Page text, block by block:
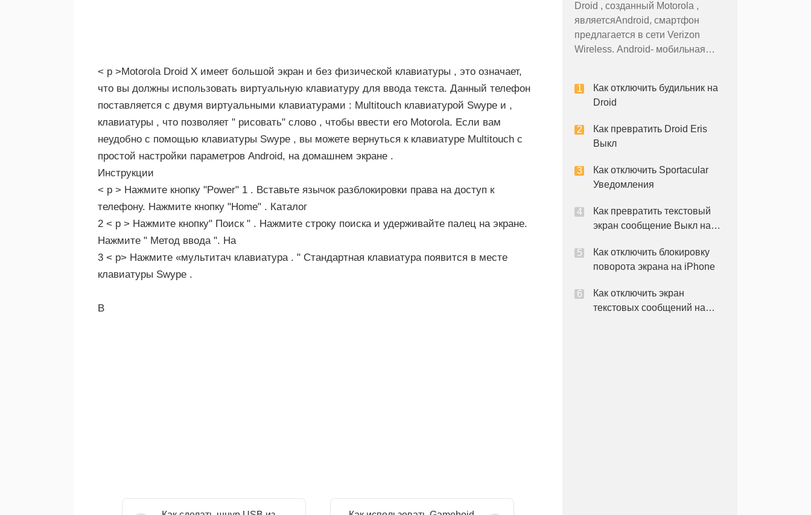
< р >Motorola Droid X имеет большой экран и без физической клавиатуры , это означает,
что вы должны использовать виртуальную клавиатуру для ввода текста. Данный телефон
поставляется с двумя виртуальными клавиатурами : Multitouch клавиатурой Swype и ,
клавиатуры , что позволяет " рисовать" слово , чтобы ввести его Motorola. Если вам
неудобно с помощью клавиатуры Swype , вы можете вернуться к клавиатуре Multitouch с
простой настройки параметров Android, на домашнем экране .
Инструкции
< р > Нажмите кнопку "Power" 1 . Вставьте язычок разблокировки права на доступ к
телефону. Нажмите кнопку "Home" . Каталог
2 < р > Нажмите кнопку" Поиск " . Нажмите строку поиска и удерживайте палец на экране.
Нажмите " Метод ввода ". На
3 < р> Нажмите «мультитач клавиатура . " Стандартная клавиатура появится в месте
клавиатуры Swype .
В
питании состоянии в любое
время , обеспечивая устройство
имеет достаточный запас мощно
Droid , созданный Motorola ,
являетсяAndroid, смартфон
предлагается в сети Verizon
Wireless. Android- мобильная
множество способов настроить
ОС - один из примеров является
отключить звуки для
как н
Как отключить будильник на
Droid
Как превратить Droid Eris
Выкл
Как отключить Sportacular
Уведомления
Как превратить текстовый
экран сообщение Выкл на
Как отключить блокировку
поворота экрана на iPhone
Как отключить экран
текстовых сообщений на